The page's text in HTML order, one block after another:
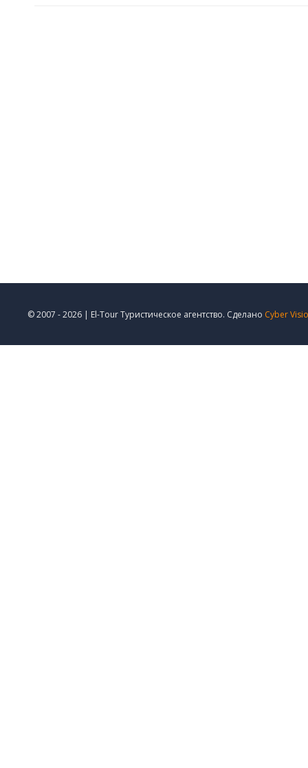
© 2007 - 2026 | El-Tour Туристическое агентство. Сделано Cyber